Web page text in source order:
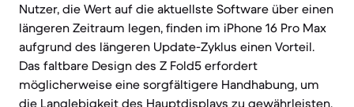
Nutzer, die Wert auf die aktuellste Software über einen
längeren Zeitraum legen, finden im iPhone 16 Pro Max
aufgrund des längeren Update-Zyklus einen Vorteil.
Das faltbare Design des Z Fold5 erfordert
möglicherweise eine sorgfältigere Handhabung, um
die Langlebigkeit des Hauptdisplays zu gewährleisten.